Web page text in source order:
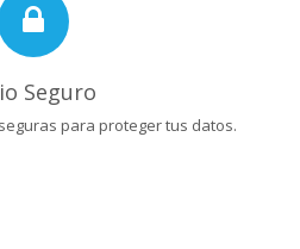
Seguro
para proteger tus datos.